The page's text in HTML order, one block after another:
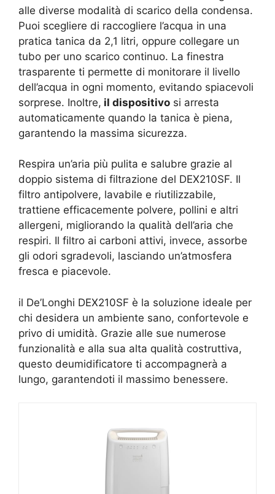
alle diverse modalità di scarico della condensa.
Puoi scegliere di raccogliere l’acqua in una
pratica tanica da 2,1 litri, oppure collegare un
tubo per uno scarico continuo. La finestra
trasparente ti permette di monitorare il livello
dell’acqua in ogni momento, evitando spiacevoli
sorprese. Inoltre, il dispositivo si arresta
automaticamente quando la tanica è piena,
garantendo la massima sicurezza.
Respira un’aria più pulita e salubre grazie al
doppio sistema di filtrazione del DEX210SF. Il
filtro antipolvere, lavabile e riutilizzabile,
trattiene efficacemente polvere, pollini e altri
allergeni, migliorando la qualità dell’aria che
respiri. Il filtro ai carboni attivi, invece, assorbe
gli odori sgradevoli, lasciando un’atmosfera
fresca e piacevole.
il De’Longhi DEX210SF è la soluzione ideale per
chi desidera un ambiente sano, confortevole e
privo di umidità. Grazie alle sue numerose
funzionalità e alla sua alta qualità costruttiva,
questo deumidificatore ti accompagnerà a
lungo, garantendoti il massimo benessere.